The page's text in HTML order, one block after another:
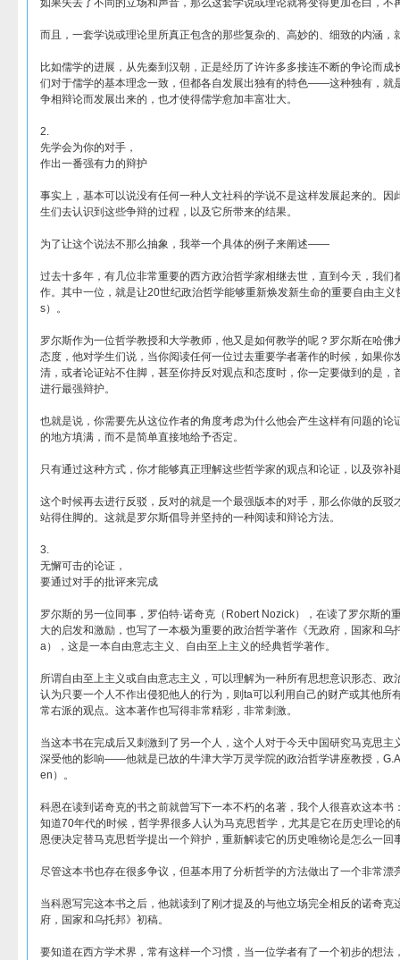
如果失去了不同的立场和声音，那么这套学说或理论就将变得更加苍白，不
而且，一套学说或理论里所真正包含的那些复杂的、高妙的、细致的内涵，
比如儒学的进展，从先秦到汉朝，正是经历了许许多多接连不断的争论而成
们对于儒学的基本理念一致，但都各自发展出独有的特色——这种独有，就
争相辩论而发展出来的，也才使得儒学愈加丰富壮大。
2.
先学会为你的对手，
作出一番强有力的辩护
事实上，基本可以说没有任何一种人文社科的学说不是这样发展起来的。因
生们去认识到这些争辩的过程，以及它所带来的结果。
为了让这个说法不那么抽象，我举一个具体的例子来阐述——
过去十多年，有几位非常重要的西方政治哲学家相继去世，直到今天，我们
作。其中一位，就是让20世纪政治哲学能够重新焕发新生命的重要自由主
s）。
罗尔斯作为一位哲学教授和大学教师，他又是如何教学的呢？罗尔斯在哈佛
态度，他对学生们说，当你阅读任何一位过去重要学者著作的时候，如果你
清，或者论证站不住脚，甚至你持反对观点和态度时，你一定要做到的是，
进行最强辩护。
也就是说，你需要先从这位作者的角度考虑为什么他会产生这样有问题的论
的地方填满，而不是简单直接地给予否定。
只有通过这种方式，你才能够真正理解这些哲学家的观点和论证，以及弥补
这个时候再去进行反驳，反对的就是一个最强版本的对手，那么你做的反驳
站得住脚的。这就是罗尔斯倡导并坚持的一种阅读和辩论方法。
3.
无懈可击的论证，
要通过对手的批评来完成
罗尔斯的另一位同事，罗伯特·诺奇克（Robert Nozick），在读了罗尔斯的
大的启发和激励，也写了一本极为重要的政治哲学著作《无政府，国家和乌
a），这是一本自由意志主义、自由至上主义的经典哲学著作。
所谓自由至上主义或自由意志主义，可以理解为一种所有思想意识形态、政
认为只要一个人不作出侵犯他人的行为，则ta可以利用自己的财产或其他所
常右派的观点。这本著作也写得非常精彩，非常刺激。
当这本书在完成后又刺激到了另一个人，这个人对于今天中国研究马克思主
深受他的影响——他就是已故的牛津大学万灵学院的政治哲学讲座教授，
en）。
科恩在读到诺奇克的书之前就曾写下一本不朽的名著，我个人很喜欢这本书
知道70年代的时候，哲学界很多人认为马克思哲学，尤其是它在历史理论
恩便决定替马克思哲学提出一个辩护，重新解读它的历史唯物论是怎么一回
尽管这本书也存在很多争议，但基本用了分析哲学的方法做出了一个非常漂
当科恩写完这本书之后，他就读到了刚才提及的与他立场完全相反的诺奇克
府，国家和乌托邦》初稿。
要知道在西方学术界，常有这样一个习惯，当一位学者有了一个初步的想法